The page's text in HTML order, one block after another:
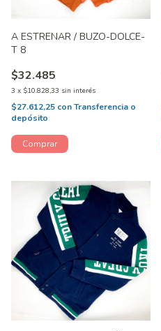
A ESTRENAR / BUZO-DOLCE-
T 8
$32.485
3 x $10.828,33 sin interés
$27.612,25 conTransferencia o
depósito